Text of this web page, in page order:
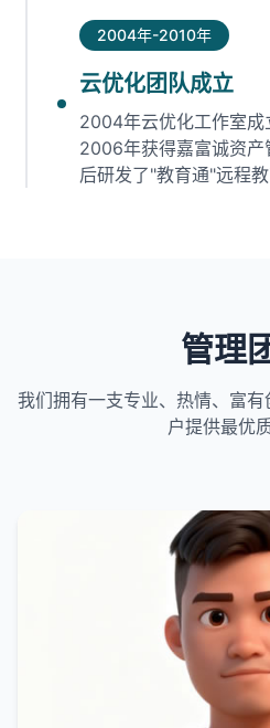
2004年-2010年
云优化团队成立
2004年云优化工作室成
2006年获得嘉富诚资
后研发了"教育通"远程教
管理
我们拥有一支专业、热情、富
户提供最优